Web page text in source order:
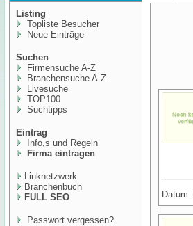
Listing
Topliste Besucher
Neue Einträge
Suchen
Firmensuche A-Z
Branchensuche A-Z
Livesuche
TOP100
Suchtipps
Eintrag
Info,s und Regeln
Firma eintragen
Linknetzwerk
Branchenbuch
FULL SEO
Passwort vergessen?
Datum: